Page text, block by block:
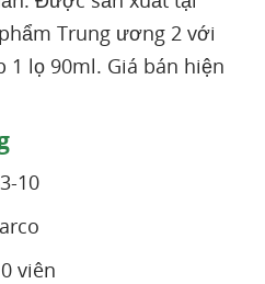
Trung ương 2 với
1 lọ 90ml. Giá bán hiện
10
viên